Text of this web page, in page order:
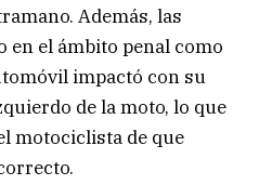
Además, las
en el ámbito penal como
impactó con su
de la moto, lo que
motociclista de que